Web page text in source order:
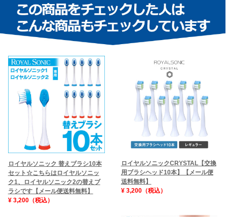
ロイヤルソニック 替えブラシ10本
セット☆こちらはロイヤルソニッ
ク1、ロイヤルソニック2の替えブ
ラシです【メール便送料無料】
¥ 3,200（税込）
ロイヤルソニックCRYSTAL【交換
用ブラシヘッド10本】【メール便
送料無料】
¥ 3,200（税込）